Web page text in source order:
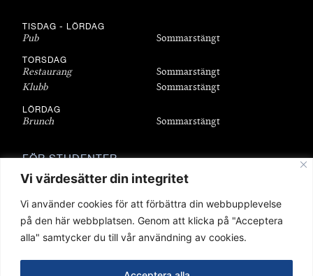
Vi värdesätter din integritet
Vi använder cookies för att förbättra din webbupplevelse
på den här webbplatsen. Genom att klicka på "Acceptera
alla" samtycker du till vår användning av cookies.
TISDAG - LÖRDAG
Pub Sommarstängt
TORSDAG
Restaurang
Klubb
Sommarstängt
Sommarstängt
LÖRDAG
Brunch Sommarstängt
FÖR STUDENTER
Föreningar
Sittningar
Stipendier
Q-shop